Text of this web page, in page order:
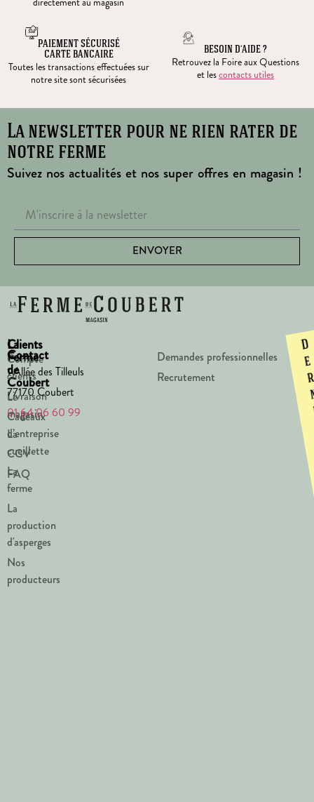
PAIEMENT SÉCURISÉ
CARTE BANCAIRE
Toutes les transactions effectuées sur
notre site sont sécurisées
BESOIN D’AIDE ?
Retrouvez la Foire aux Questions
et lescontacts utiles
La newsletter pour ne rien rater de
notre ferme
Suivez nos actualités et nos super offres en magasin !
ENVOYER
La
Ferme
de
Coubert
Le
magasin
La
cueillette
La
ferme
La
production
d'asperges
Nos
producteurs
Clients
Compte
clients
Livraison
Cadeaux
d’entreprise
CGV
FAQ
Contact
1 Allée des Tilleuls
77170 Coubert
01 64 06 60 99
Demandes professionnelles
Recrutement
D
e